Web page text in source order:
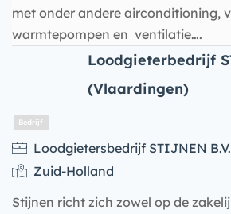
Bedrijf
met onder andere airconditioning,
warmtepompen en ventilatie….
Loodgieterbedrijf
(Vlaardingen)
Loodgietersbedrijf STIJNEN B.V.
Zuid-Holland
Stijnen richt zich zowel op de